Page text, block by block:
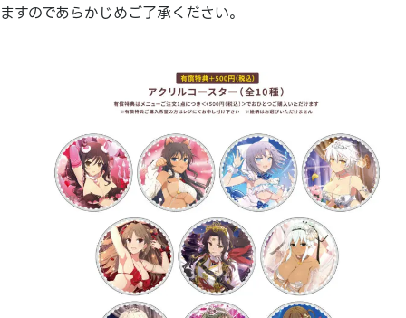
ますのであらかじめご了承ください。